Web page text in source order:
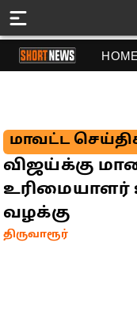
மாவட்ட
விஜய்க்கு
உரிமையாளர்
வழக்கு
திருவாரூர்